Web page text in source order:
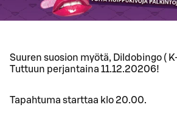
Suuren suosion myötä, Dildobingo (
Tuttuun perjantaina 11.12.20206!
Tapahtuma starttaa klo 20.00.